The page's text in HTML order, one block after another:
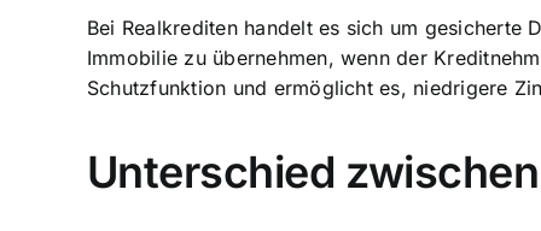
Bei Realkrediten handelt es sich um gesicherte
Immobilie zu übernehmen, wenn der
Schutzfunktion und ermöglicht es, niedrigere
Unterschied